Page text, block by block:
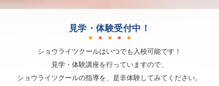
見学・体験受付中！
ショウライツクールはいつでも入校可能です！
見学・体験講座を行っていますので、
ショウライツクールの指導を、是非体験してみてください。